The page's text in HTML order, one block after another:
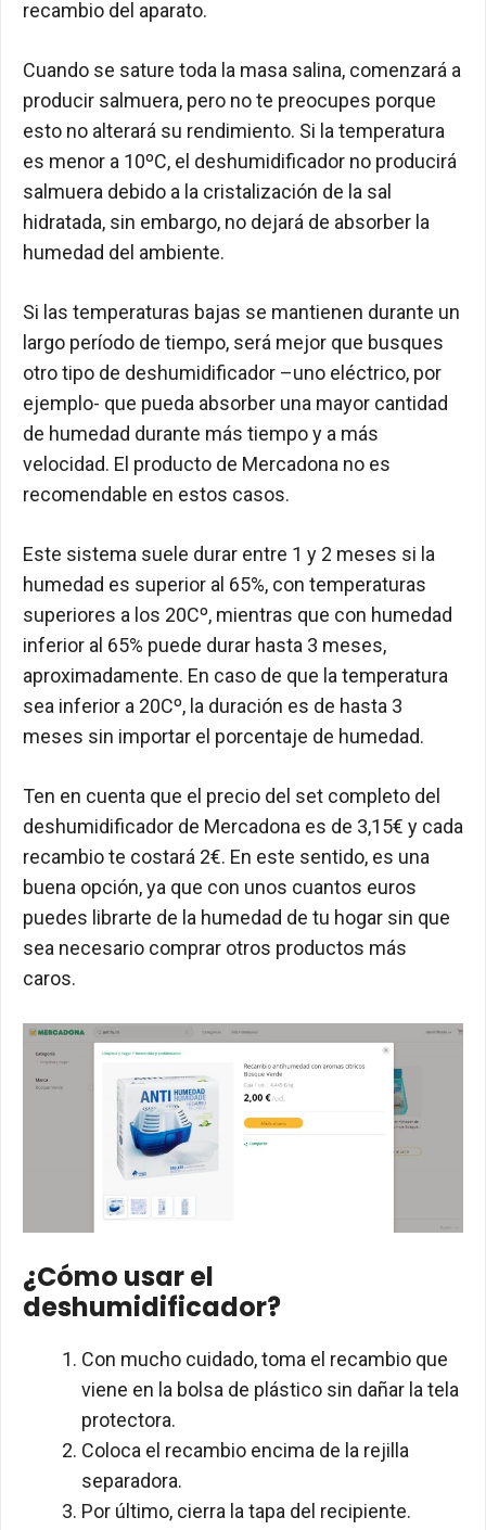
recambio del aparato.
Cuando se sature toda la masa salina, comenzará a
producir salmuera, pero no te preocupes porque
esto no alterará su rendimiento. Si la temperatura
es menor a 10ºC, el deshumidificador no producirá
salmuera debido a la cristalización de la sal
hidratada, sin embargo, no dejará de absorber la
humedad del ambiente.
Si las temperaturas bajas se mantienen durante un
largo período de tiempo, será mejor que busques
otro tipo de deshumidificador –uno eléctrico, por
ejemplo- que pueda absorber una mayor cantidad
de humedad durante más tiempo y a más
velocidad. El producto de Mercadona no es
recomendable en estos casos.
Este sistema suele durar entre 1 y 2 meses si la
humedad es superior al 65%, con temperaturas
superiores a los 20Cº, mientras que con humedad
inferior al 65% puede durar hasta 3 meses,
aproximadamente. En caso de que la temperatura
sea inferior a 20Cº, la duración es de hasta 3
meses sin importar el porcentaje de humedad.
Ten en cuenta que el precio del set completo del
deshumidificador de Mercadona es de 3,15€ y cada
recambio te costará 2€. En este sentido, es una
buena opción, ya que con unos cuantos euros
puedes librarte de la humedad de tu hogar sin que
sea necesario comprar otros productos más
caros.
¿Cómo usar el
deshumidificador?
Con mucho cuidado, toma el recambio que
viene en la bolsa de plástico sin dañar la tela
protectora.
Coloca el recambio encima de la rejilla
separadora.
Por último, cierra la tapa del recipiente.